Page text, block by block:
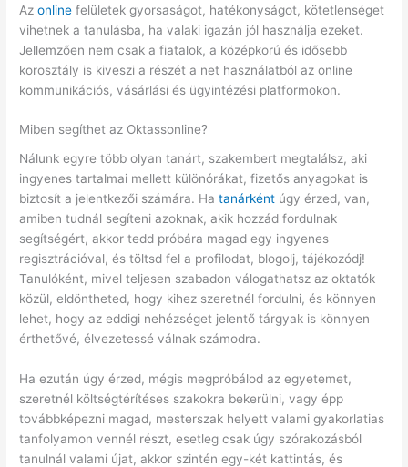
Azonline felületek gyorsaságot, hatékonyságot, kötetlenséget
vihetnek a tanulásba, ha valaki igazán jól használja ezeket.
Jellemzően nem csak a fiatalok, a középkorú és idősebb
korosztály is kiveszi a részét a net használatból az online
kommunikációs, vásárlási és ügyintézési platformokon.
Miben segíthet az Oktassonline?
Nálunk egyre több olyan tanárt, szakembert megtalálsz, aki
ingyenes tartalmai mellett különórákat, fizetős anyagokat is
biztosít a jelentkezői számára. Hatanárként úgy érzed, van,
amiben tudnál segíteni azoknak, akik hozzád fordulnak
segítségért, akkor tedd próbára magad egy ingyenes
regisztrációval, és töltsd fel a profilodat, blogolj, tájékozódj!
Tanulóként, mivel teljesen szabadon válogathatsz az oktatók
közül, eldöntheted, hogy kihez szeretnél fordulni, és könnyen
lehet, hogy az eddigi nehézséget jelentő tárgyak is könnyen
érthetővé, élvezetessé válnak számodra.
Ha ezután úgy érzed, mégis megpróbálod az egyetemet,
szeretnél költségtérítéses szakokra bekerülni, vagy épp
továbbképezni magad, mesterszak helyett valami gyakorlatias
tanfolyamon vennél részt, esetleg csak úgy szórakozásból
tanulnál valami újat, akkor szintén egy-két kattintás, és